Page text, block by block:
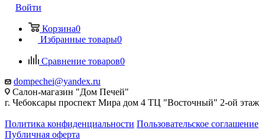
Войти
Корзина0
Избранные товары0
Сравнение товаров0
dompechei@yandex.ru
Салон-магазин "Дом Печей"
г. Чебоксары проспект Мира дом 4 ТЦ "Восточный" 2-ой этаж
Политика конфиденциальности Пользовательское соглашение
Публичная оферта